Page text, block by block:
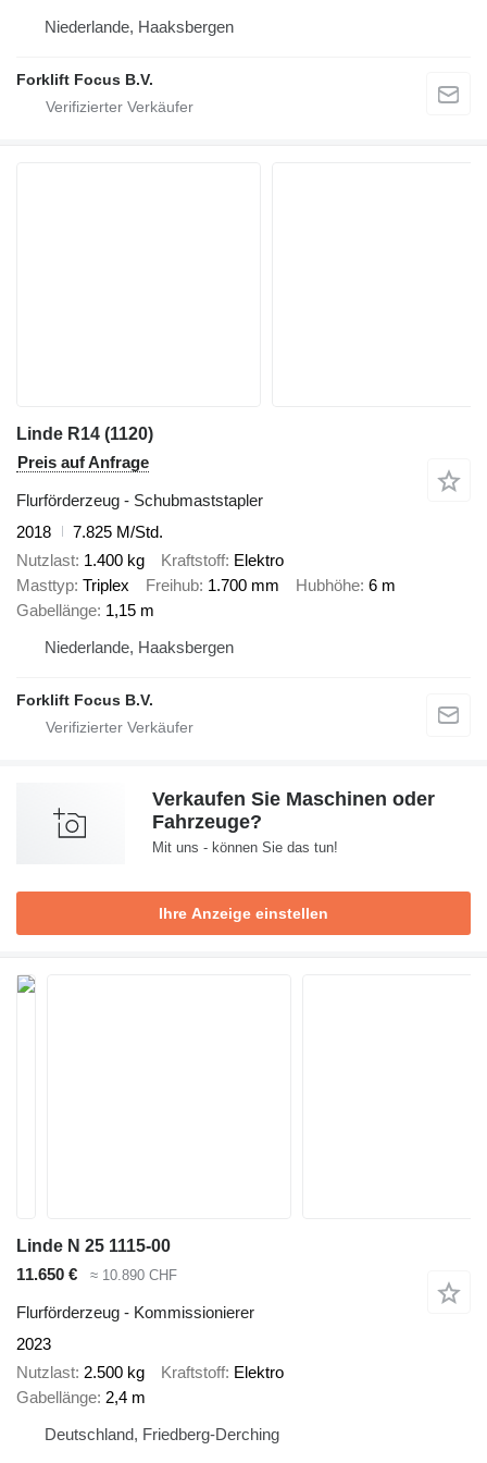
Niederlande, Haaksbergen
Forklift Focus B.V.
Linde R14 (1120)
Preis auf Anfrage
Flurförderzeug - Schubmaststapler
2018
7.825 M/Std.
Nutzlast 1.400 kg Kraftstoff Elektro
Masttyp Triplex Freihub 1.700 mm Hubhöhe 6 m
Gabellänge 1,15 m
Niederlande, Haaksbergen
Forklift Focus B.V.
Verkaufen Sie Maschinen oder
Fahrzeuge?
Mit uns - können Sie das tun!
Ihre Anzeige einstellen
Linde N 25 1115-00
11.650 €
≈ 10.890 CHF
Flurförderzeug - Kommissionierer
2023
Nutzlast 2.500 kg Kraftstoff Elektro
Gabellänge 2,4 m
Deutschland, Friedberg-Derching